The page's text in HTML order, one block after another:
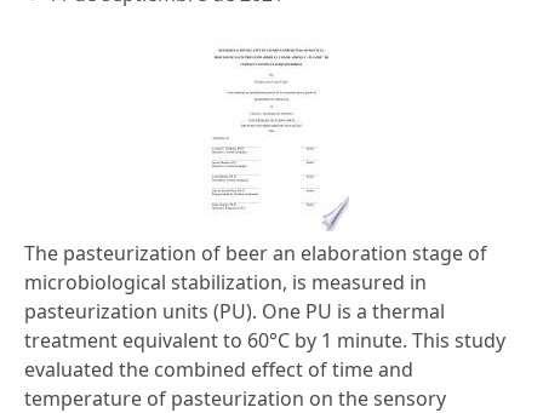
The pasteurization of beer an elaboration stage of
microbiological stabilization, is measured in
pasteurization units (PU). One PU is a thermal
treatment equivalent to 60°C by 1 minute. This study
evaluated the combined effect of time and
temperature of pasteurization on the sensory